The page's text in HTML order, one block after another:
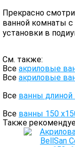
Прекрасно
ванной комнаты
установки в
См. также:
Все акриловые
Все акриловые
Все ванны длиной
Все ванны 150
Также